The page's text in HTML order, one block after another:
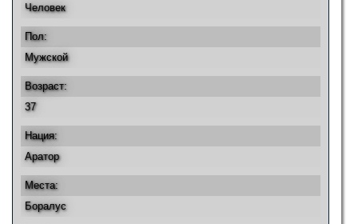
Человек
Пол:
Мужской
Возраст:
37
Нация:
Аратор
Места:
Боралус